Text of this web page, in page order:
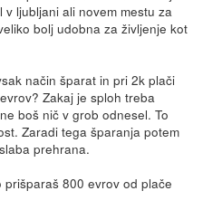
ljubljani ali novem mestu za
bolj udobna za življenje kot
način šparat in pri 2k plači
Zakaj je sploh treba
boš nič v grob odnesel. To
Zaradi tega šparanja potem
prehrana.
800 evrov od plače